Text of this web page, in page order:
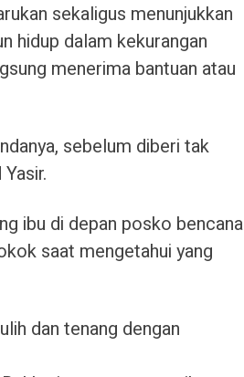
sekaligus menunjukkan
hidup dalam kekurangan
menerima bantuan atau
sebelum diberi tak
ibu di depan posko bencana
saat mengetahui yang
dan tenang dengan